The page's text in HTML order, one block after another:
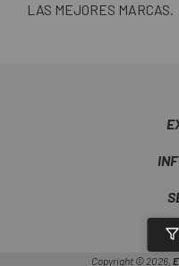
LAS MEJORES MARCAS.
Copyright © 2026,